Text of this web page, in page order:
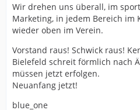
Wir drehen uns überall, im
Marketing, in jedem Bereich im
wieder oben im Verein.
Vorstand raus! Schwick raus!
Bielefeld schreit förmlich nach
müssen jetzt erfolgen.
Neuanfang jetzt!
blue_one